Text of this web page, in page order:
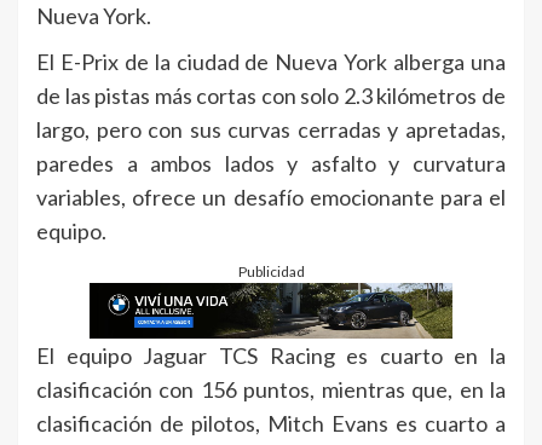
Nueva York.
El E-Prix de la ciudad de Nueva York alberga una
de las pistas más cortas con solo 2.3 kilómetros de
largo, pero con sus curvas cerradas y apretadas,
paredes a ambos lados y asfalto y curvatura
variables, ofrece un desafío emocionante para el
equipo.
Publicidad
El equipo Jaguar TCS Racing es cuarto en la
clasificación con 156 puntos, mientras que, en la
clasificación de pilotos, Mitch Evans es cuarto a